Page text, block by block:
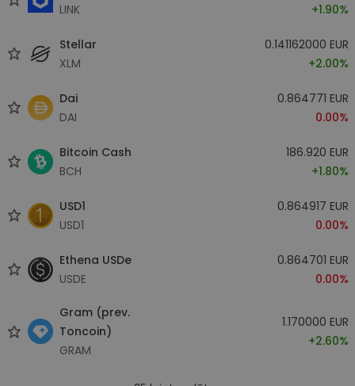
LINK
+1.90%
Stellar
XLM
0.141162000 EUR
+2.00%
Dai
DAI
0.864771 EUR
0.00%
Bitcoin Cash
BCH
186.920 EUR
+1.80%
USD1
USD1
0.864917 EUR
0.00%
Ethena USDe
USDE
0.864701 EUR
0.00%
Gram (prev.
Toncoin)
GRAM
1.170000 EUR
+2.60%